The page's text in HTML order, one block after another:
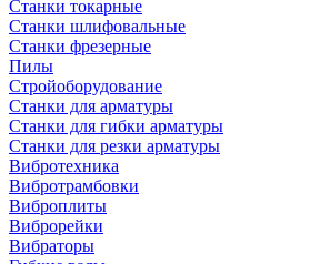
Станки токарные
Станки шлифовальные
Станки фрезерные
Пилы
Стройоборудование
Станки для арматуры
Станки для гибки арматуры
Станки для резки арматуры
Вибротехника
Вибротрамбовки
Виброплиты
Виброрейки
Вибраторы